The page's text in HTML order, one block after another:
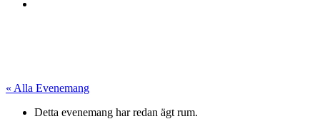
« Alla Evenemang
Detta evenemang har redan ägt rum.